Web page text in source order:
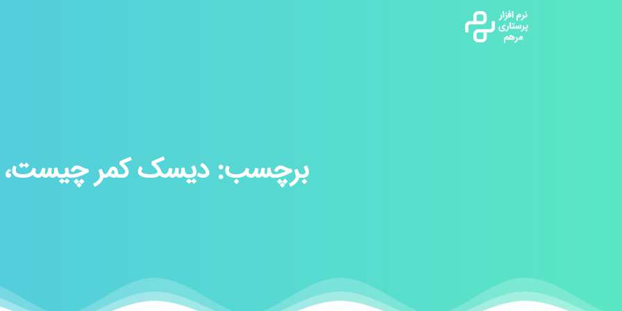
برچسب:دیسک کمر چیست،